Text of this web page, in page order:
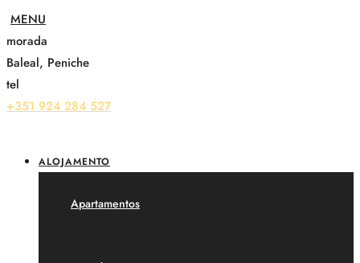
morada
Baleal, Peniche
tel
+351 924 284 527
ALOJAMENTO
Apartamentos